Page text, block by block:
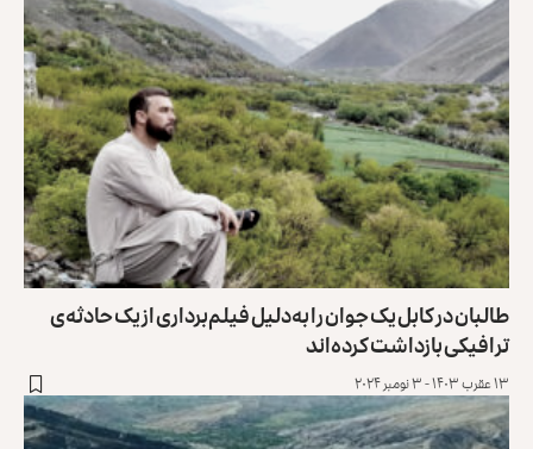
طالبان در کابل یک جوان را به‌دلیل فیلم‌برداری از یک حادثه‌ی
ترافیکی بازداشت کرده‌اند
۱۳ عقرب ۱۴۰۳ - ۳ نومبر ۲۰۲۴